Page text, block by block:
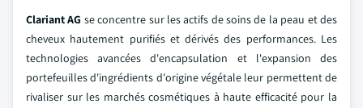
Clariant AG se concentre sur les actifs de soins de la peau et des
cheveux hautement purifiés et dérivés des performances. Les
technologies avancées d'encapsulation et l'expansion des
portefeuilles d'ingrédients d'origine végétale leur permettent de
rivaliser sur les marchés cosmétiques à haute efficacité pour la